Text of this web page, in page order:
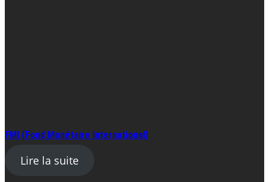
FMI (Fond Monétaire International)
Lire la suite